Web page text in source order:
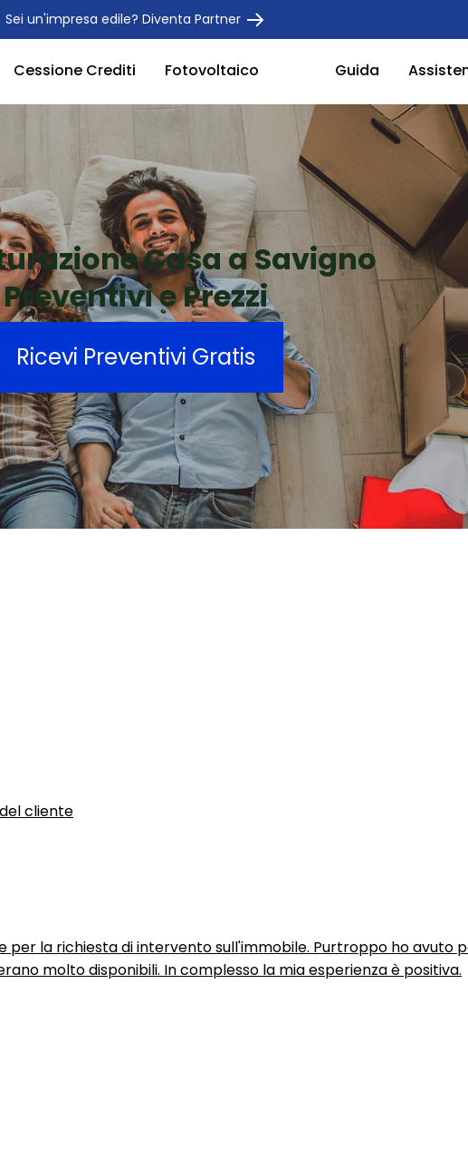
Sei un'impresa edile? Diventa Partner
Cessione Crediti Fotovoltaico Guida
Casa a Savigno
Preventivi e Prezzi
Ricevi Preventivi Gratis
cliente
per la richiesta di intervento sull'immobile. Purtroppo ho avuto
molto disponibili. In complesso la mia esperienza è positiva.